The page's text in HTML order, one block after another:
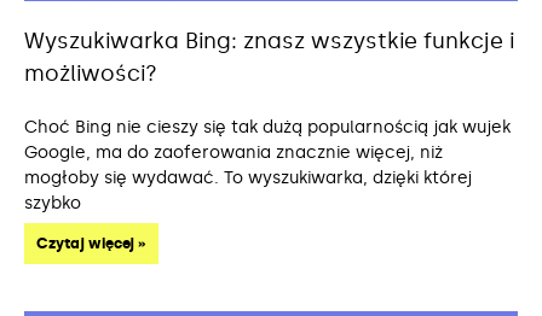
Wyszukiwarka Bing: znasz wszystkie funkcje i
możliwości?
Choć Bing nie cieszy się tak dużą popularnością jak wujek
Google, ma do zaoferowania znacznie więcej, niż
mogłoby się wydawać. To wyszukiwarka, dzięki której
szybko
Czytaj więcej »